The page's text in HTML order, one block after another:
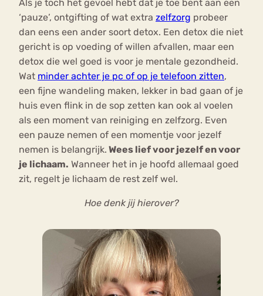
Als je toch het gevoel hebt dat je toe bent aan een
‘pauze’, ontgifting of wat extra zelfzorg probeer
dan eens een ander soort detox. Een detox die niet
gericht is op voeding of willen afvallen, maar een
detox die wel goed is voor je mentale gezondheid.
Wat minder achter je pc of op je telefoon zitten,
een fijne wandeling maken, lekker in bad gaan of je
huis even flink in de sop zetten kan ook al voelen
als een moment van reiniging en zelfzorg. Even
een pauze nemen of een momentje voor jezelf
nemen is belangrijk. Wees lief voor jezelf en voor
je lichaam. Wanneer het in je hoofd allemaal goed
zit, regelt je lichaam de rest zelf wel.
Hoe denk jij hierover?